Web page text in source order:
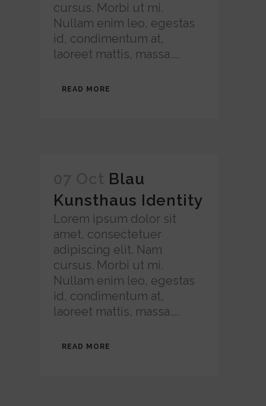
cursus. Morbi ut mi.
Nullam enim leo, egestas
id, condimentum at,
laoreet mattis, massa....
READ MORE
Blau
Kunsthaus Identity
Lorem ipsum dolor sit
amet, consectetuer
adipiscing elit. Nam
cursus. Morbi ut mi.
Nullam enim leo, egestas
id, condimentum at,
laoreet mattis, massa....
READ MORE